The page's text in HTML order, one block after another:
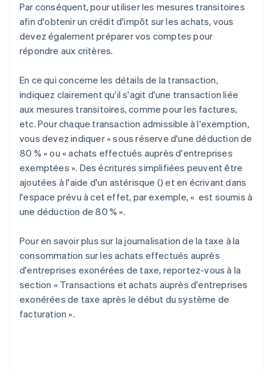
Par conséquent, pour utiliser les mesures transitoires
afin d'obtenir un crédit d'impôt sur les achats, vous
devez également préparer vos comptes pour
répondre aux critères.
En ce qui concerne les détails de la transaction,
indiquez clairement qu'il s'agit d'une transaction liée
aux mesures transitoires, comme pour les factures,
etc. Pour chaque transaction admissible à l'exemption,
vous devez indiquer « sous réserve d'une déduction de
80 % » ou « achats effectués auprès d'entreprises
exemptées ». Des écritures simplifiées peuvent être
ajoutées à l'aide d'un astérisque () et en écrivant dans
l'espace prévu à cet effet, par exemple, « est soumis à
une déduction de 80 % ».
Pour en savoir plus sur la journalisation de la taxe à la
consommation sur les achats effectués auprès
d'entreprises exonérées de taxe, reportez-vous à la
section « Transactions et achats auprès d'entreprises
exonérées de taxe après le début du système de
facturation ».